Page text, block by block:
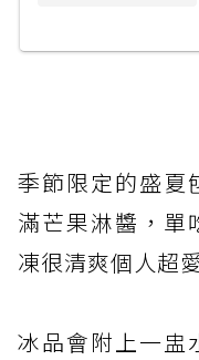
季節限定的盛夏
滿芒果淋醬，單
凍很清爽個人超
冰品會附上一盅